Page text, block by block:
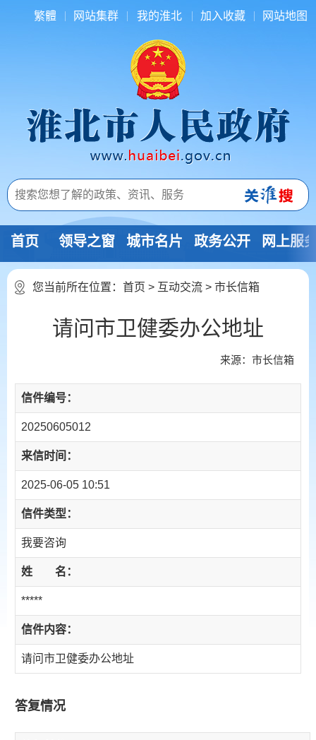
繁體 网站集群 我的淮北 加入收藏 网站地图
首页 领导之窗 城市名片 政务公开 网上服
您当前所在位置： 首页 > 互动交流 > 市长信箱
请问市卫健委办公地址
来源：市长信箱
信件编号：
20250605012
来信时间：
2025-06-05 10:51
信件类型：
我要咨询
姓 名：
*****
信件内容：
请问市卫健委办公地址
答复情况